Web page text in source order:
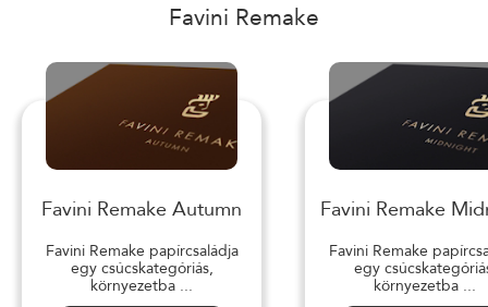
Favini Remake
Favini Remake Autumn
Favini Remake papírcsaládja
egy csúcskategóriás,
környezetba ...
Favini Remake
Favini Remake
egy
környezetba ...